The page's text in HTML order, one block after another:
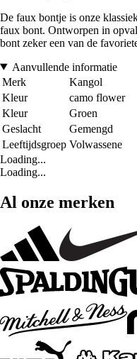
De faux bontje is onze
faux bont. Ontworpen in
bont zeker een van de
Aanvullende informatie
Merk
Kangol
Kleur
camo flower
Kleur
Groen
Geslacht
Gemengd
Leeftijdsgroep Volwassene
Loading...
Loading...
Al onze merken